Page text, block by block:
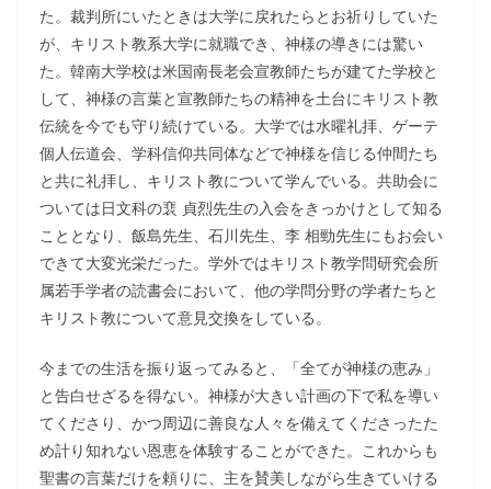
た。裁判所にいたときは大学に戻れたらとお祈りしていた
が、キリスト教系大学に就職でき、神様の導きには驚い
た。韓南大学校は米国南長老会宣教師たちが建てた学校と
して、神様の言葉と宣教師たちの精神を土台にキリスト教
伝統を今でも守り続けている。大学では水曜礼拝、ゲーテ
個人伝道会、学科信仰共同体などで神様を信じる仲間たち
と共に礼拝し、キリスト教について学んでいる。共助会に
ついては日文科の裵 貞烈先生の入会をきっかけとして知る
こととなり、飯島先生、石川先生、李 相勁先生にもお会い
できて大変光栄だった。学外ではキリスト教学問研究会所
属若手学者の読書会において、他の学問分野の学者たちと
キリスト教について意見交換をしている。
今までの生活を振り返ってみると、「全てが神様の恵み」
と告白せざるを得ない。神様が大きい計画の下で私を導い
てくださり、かつ周辺に善良な人々を備えてくださったた
め計り知れない恩恵を体験することができた。これからも
聖書の言葉だけを頼りに、主を賛美しながら生きていける